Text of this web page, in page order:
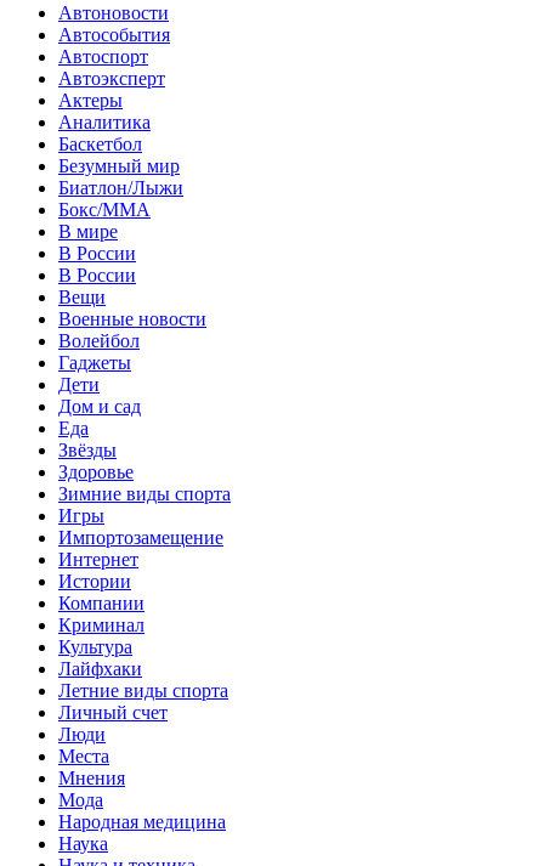
Автоновости
Автособытия
Автоспорт
Автоэксперт
Актеры
Аналитика
Баскетбол
Безумный мир
Биатлон/Лыжи
Бокс/MMA
В мире
В России
В России
Вещи
Военные новости
Волейбол
Гаджеты
Дети
Дом и сад
Еда
Звёзды
Здоровье
Зимние виды спорта
Игры
Импортозамещение
Интернет
Истории
Компании
Криминал
Культура
Лайфхаки
Летние виды спорта
Личный счет
Люди
Места
Мнения
Мода
Народная медицина
Наука